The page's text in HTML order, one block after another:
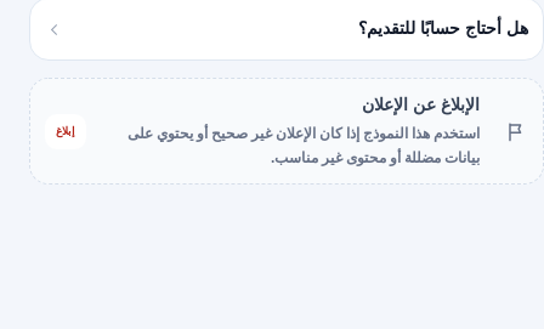
هل أحتاج حسابًا للتقديم؟
الإبلاغ عن الإعلان
استخدم هذا النموذج إذا كان الإعلان غير صحيح أو يحتوي على
بيانات مضللة أو محتوى غير مناسب.
إبلاغ